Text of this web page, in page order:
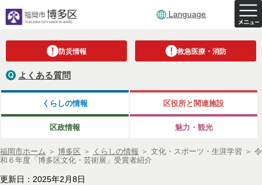
Language
防災情報 救急医療・消防
よくある質問
くらしの情報 区役所と関連施設
区政情報 魅力・観光
福岡市ホーム ＞ 博多区 ＞ くらしの情報 ＞ 文化・スポーツ・生涯学習 ＞ 令
和６年度「博多区文化・芸術展」受賞者紹介
更新日：2025年2月8日